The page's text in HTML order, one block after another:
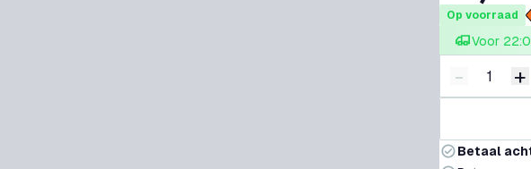
Op voorraad
Voor
Verminder
- +
Betaal